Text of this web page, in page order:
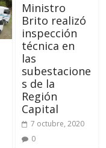
Ministro
Brito realizó
inspección
técnica en
las
subestacione
s de la
Región
Capital
7 octubre, 2020
0